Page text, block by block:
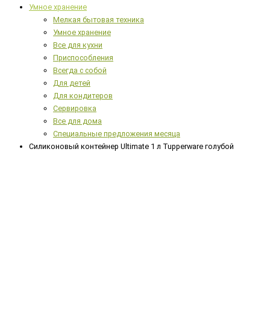
Умное хранение
Мелкая бытовая техника
Умное хранение
Все для кухни
Приспособления
Всегда с собой
Для детей
Для кондитеров
Сервировка
Все для дома
Специальные предложения месяца
Силиконовый контейнер Ultimate 1 л Tupperware голубой